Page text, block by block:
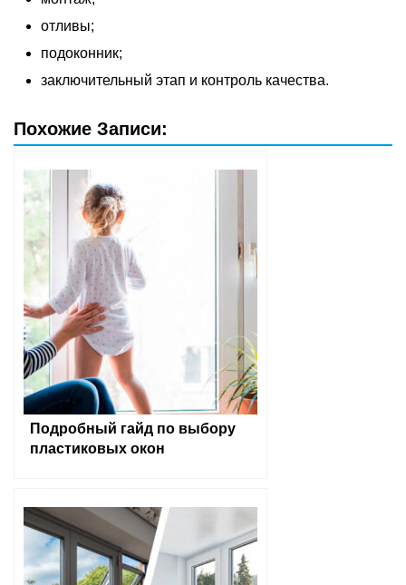
отливы;
подоконник;
заключительный этап и контроль качества.
Похожие Записи:
Подробный гайд по выбору
пластиковых окон